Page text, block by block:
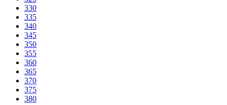
330
335
340
345
350
355
360
365
370
375
380